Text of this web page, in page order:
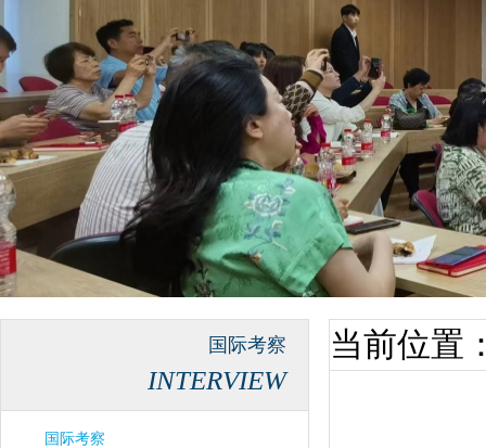
国际考察
INTERVIEW
国际考察
当前位置